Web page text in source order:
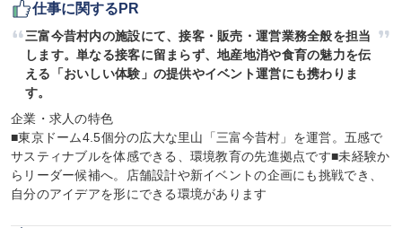
仕事に関するPR
三富今昔村内の施設にて、接客・販売・運営業務全般を担当
します。単なる接客に留まらず、地産地消や食育の魅力を伝
える「おいしい体験」の提供やイベント運営にも携わりま
す。
企業・求人の特色
■東京ドーム4.5個分の広大な里山「三富今昔村」を運営。五感で
サスティナブルを体感できる、環境教育の先進拠点です■未経験か
らリーダー候補へ。店舗設計や新イベントの企画にも挑戦でき、
自分のアイデアを形にできる環境があります